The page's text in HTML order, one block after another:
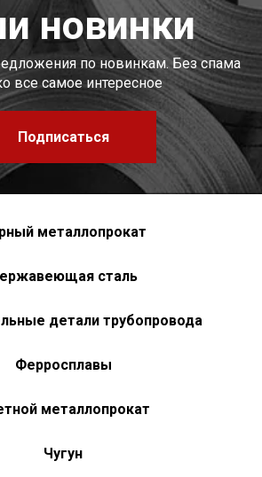
новинки
по новинкам. Без спама
все самое интересное
Подписаться
металлопрокат
сталь
детали трубопровода
Ферросплавы
металлопрокат
Чугун